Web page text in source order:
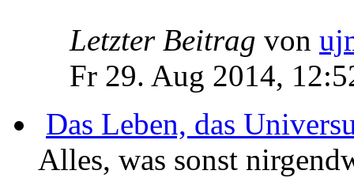
Letzter Beitrag von
Fr 29. Aug 2014,
Das Leben, das
Alles, was sonst